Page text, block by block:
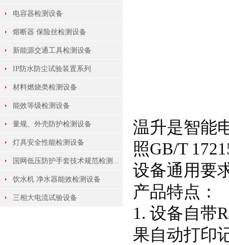
电容器检测设备
熔断器 保险丝检测设备
新能源交通工具检测设备
IP防水防尘试验装置系列
材料燃烧类检测设备
能效等级检测设备
量规、外壳防护检测设备
灯具安全性能检测设备
国网低压防护手套技术规范检测...
饮水机 净水器能效检测设备
三相大电流试验设备
温升是智能
照GB/T
设备通用要
产品特点：
1. 设备自带
果自动打印